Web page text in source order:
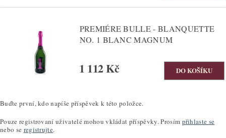
PREMIÉRE BULLE - BLANQUETTE
NO. 1 BLANC MAGNUM
1 112 Kč
Buďte první, kdo napíše příspěvek k této položce.
Pouze registrovaní uživatelé mohou vkládat příspěvky. Prosím přihlaste se
nebo se registrujte.